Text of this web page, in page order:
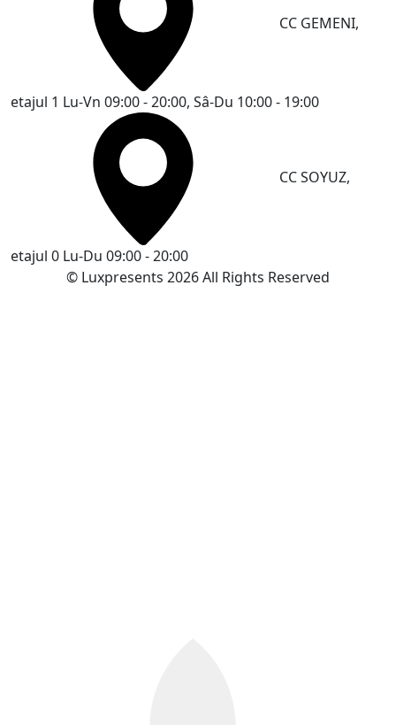
CC GEMENI,
etajul 1 Lu-Vn 09:00 - 20:00, Sâ-Du 10:00 - 19:00
CC SOYUZ,
etajul 0 Lu-Du 09:00 - 20:00
© Luxpresents 2026 All Rights Reserved